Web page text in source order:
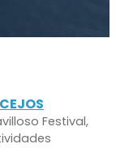
Festival,